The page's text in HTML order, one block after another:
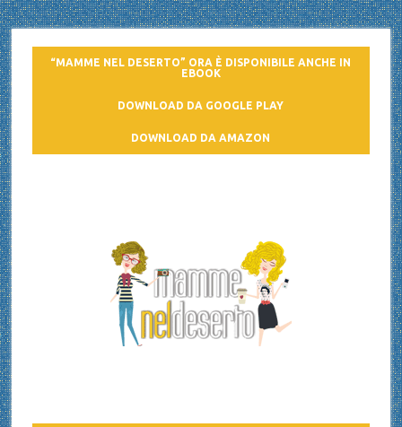
“MAMME NEL DESERTO” ORA È DISPONIBILE ANCHE IN
EBOOK
DOWNLOAD DA GOOGLE PLAY
DOWNLOAD DA AMAZON